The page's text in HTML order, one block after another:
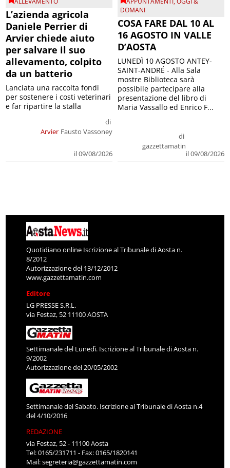
L’azienda agricola
Daniele Perrier di
Arvier chiede aiuto
per salvare il suo
allevamento, colpito
da un batterio
Arvier
di
Fausto Vassoney
il 09/08/2026
Lanciata una raccolta fondi
per sostenere i costi veterinari
e far ripartire la stalla
DOMANI
COSA FARE DAL 10 AL
16 AGOSTO IN VALLE
D’AOSTA
di
gazzettamatin
il 09/08/2026
LUNEDÌ 10 AGOSTO ANTEY-
SAINT-ANDRÉ - Alla Sala
mostre Biblioteca sarà
possibile partecipare alla
presentazione del libro di
Maria Vassallo ed Enrico F...
Quotidiano online Iscrizione al Tribunale di Aosta n.
8/2012
Autorizzazione del 13/12/2012
www.gazzettamatin.com
Editore
LG PRESSE S.R.L.
via Festaz, 52 11100 AOSTA
Settimanale del Lunedì. Iscrizione al Tribunale di Aosta n.
9/2002
Autorizzazione del 20/05/2002
Settimanale del Sabato. Iscrizione al Tribunale di Aosta n.4
del 4/10/2016
REDAZIONE
via Festaz, 52 - 11100 Aosta
Tel: 0165/231711 - Fax: 0165/1820141
Mail:segreteria@gazzettamatin.com